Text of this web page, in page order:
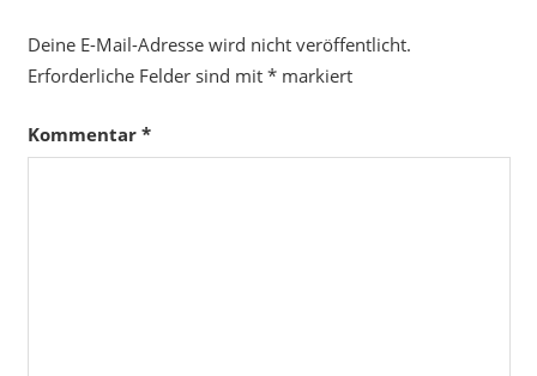
Deine E-Mail-Adresse wird nicht veröffentlicht.
Erforderliche Felder sind mit *markiert
Kommentar *